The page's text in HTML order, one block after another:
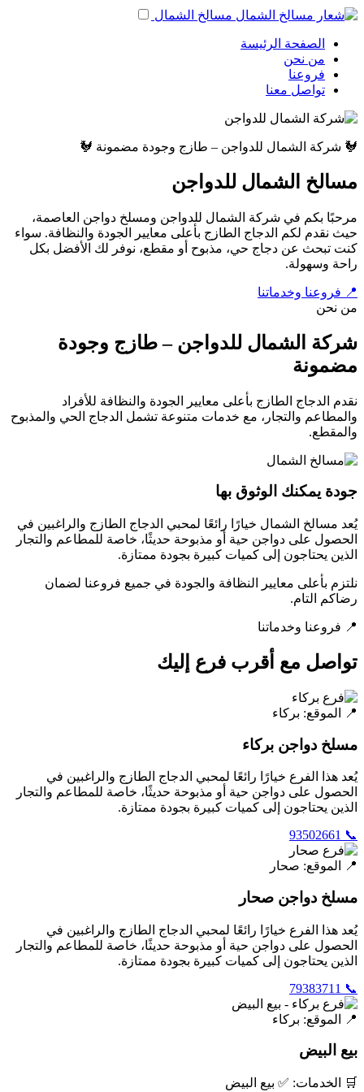
مسالخ الشمال
الصفحة الرئيسة
من نحن
فروعنا
تواصل معنا
🐓 شركة الشمال للدواجن – طازج وجودة مضمونة 🐓
مسالخ الشمال للدواجن
مرحبًا بكم في شركة الشمال للدواجن ومسلخ دواجن العاصمة،
حيث نقدم لكم الدجاج الطازج بأعلى معايير الجودة والنظافة. سواء
كنت تبحث عن دجاج حي، مذبوح أو مقطع، نوفر لك الأفضل بكل
راحة وسهولة.
📍 فروعنا وخدماتنا
من نحن
شركة الشمال للدواجن – طازج وجودة
مضمونة
نقدم الدجاج الطازج بأعلى معايير الجودة والنظافة للأفراد
والمطاعم والتجار، مع خدمات متنوعة تشمل الدجاج الحي والمذبوح
والمقطع.
جودة يمكنك الوثوق بها
يُعد مسالخ الشمال خيارًا رائعًا لمحبي الدجاج الطازج والراغبين في
الحصول على دواجن حية أو مذبوحة حديثًا، خاصة للمطاعم والتجار
الذين يحتاجون إلى كميات كبيرة بجودة ممتازة.
نلتزم بأعلى معايير النظافة والجودة في جميع فروعنا لضمان
رضاكم التام.
📍 فروعنا وخدماتنا
تواصل مع أقرب فرع إليك
📍 الموقع: بركاء
مسلخ دواجن بركاء
يُعد هذا الفرع خيارًا رائعًا لمحبي الدجاج الطازج والراغبين في
الحصول على دواجن حية أو مذبوحة حديثًا، خاصة للمطاعم والتجار
الذين يحتاجون إلى كميات كبيرة بجودة ممتازة.
📞 93502661
📍 الموقع: صحار
مسلخ دواجن صحار
يُعد هذا الفرع خيارًا رائعًا لمحبي الدجاج الطازج والراغبين في
الحصول على دواجن حية أو مذبوحة حديثًا، خاصة للمطاعم والتجار
الذين يحتاجون إلى كميات كبيرة بجودة ممتازة.
📞 79383711
📍 الموقع: بركاء
بيع البيض
🛒 الخدمات: ✅ بيع البيض